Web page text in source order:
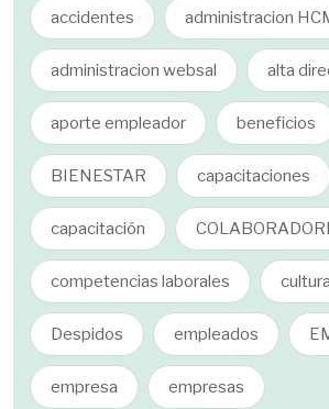
accidentes administracion
administracion websal alta
aporte empleador beneficios
BIENESTAR capacitaciones
capacitación
competencias laborales cultura
Despidos empleados
empresa empresas